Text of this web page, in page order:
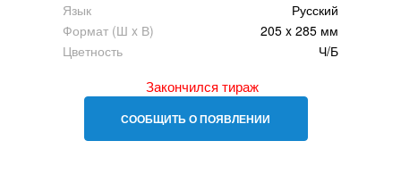
Язык
Русский
Формат (Ш x В)
205 x 285 мм
Цветность
Ч/Б
Закончился тираж
СООБЩИТЬ О ПОЯВЛЕНИИ